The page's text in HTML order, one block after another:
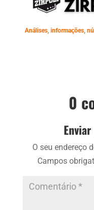
Análises, informações,
0
O seu endereço
Campos